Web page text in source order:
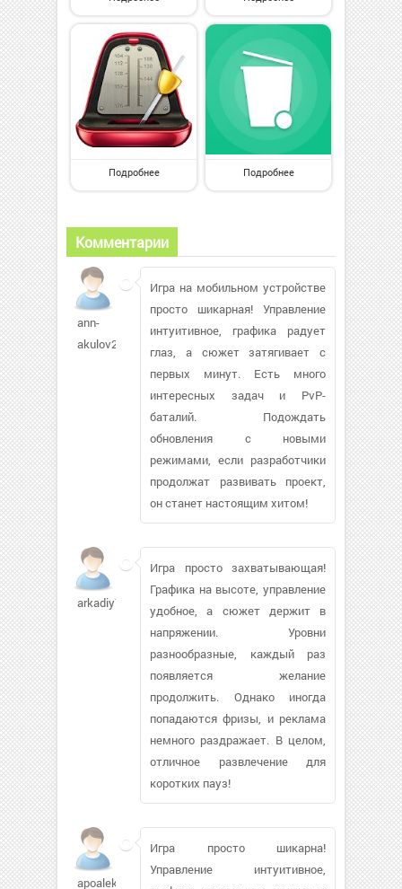
Подробнее Подробнее
Комментарии
ann-
akulov209
Игра на мобильном устройстве
просто шикарная! Управление
интуитивное, графика радует
глаз, а сюжет затягивает с
первых минут. Есть много
интересных задач и PvP-
баталий. Подождать
обновления с новыми
режимами, если разработчики
продолжат развивать проект,
он станет настоящим хитом!
arkadiy70834
Игра просто захватывающая!
Графика на высоте, управление
удобное, а сюжет держит в
напряжении. Уровни
разнообразные, каждый раз
появляется желание
продолжить. Однако иногда
попадаются фризы, и реклама
немного раздражает. В целом,
отличное развлечение для
коротких пауз!
apoaleks
Игра просто шикарна!
Управление интуитивное,